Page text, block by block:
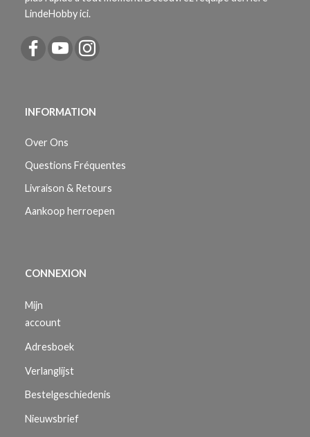
LindeHobby ici.
INFORMATION
Over Ons
Questions Fréquentes
Livraison & Retours
Aankoop herroepen
CONNEXION
Mijn
account
Adresboek
Verlanglijst
Bestelgeschiedenis
Nieuwsbrief